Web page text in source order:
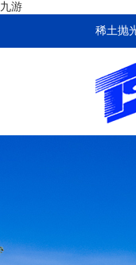
九游
稀土抛